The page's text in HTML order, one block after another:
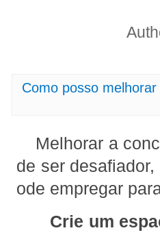
Como posso
Melhorar a
de ser
ode empregar
Crie um